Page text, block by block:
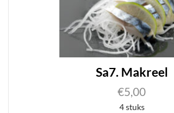
Sa7. Makreel
€5,00
4 stuks